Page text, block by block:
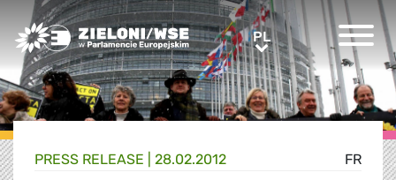
Greens/EFA Home PLPL
FR
PRESS RELEASE | 28.02.2012